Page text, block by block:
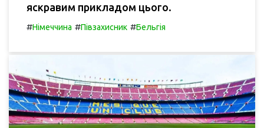
яскравим прикладом цього.
#Німеччина #Півзахисник #Бельгія